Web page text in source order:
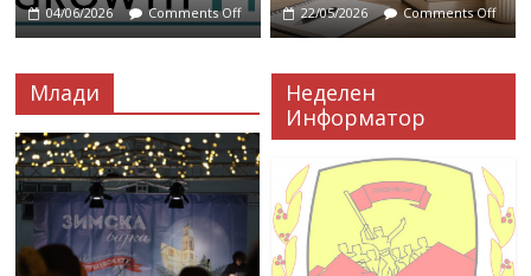
04/06/2026 Comments Off 22/05/2026 Comments Off
Млади
Неделен
Информатор